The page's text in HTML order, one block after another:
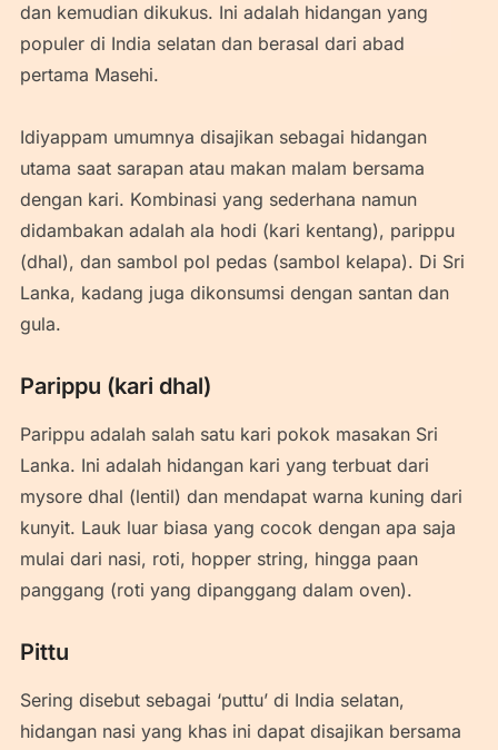
dan kemudian dikukus. Ini adalah hidangan yang
populer di India selatan dan berasal dari abad
pertama Masehi.
Idiyappam umumnya disajikan sebagai hidangan
utama saat sarapan atau makan malam bersama
dengan kari. Kombinasi yang sederhana namun
didambakan adalah ala hodi (kari kentang), parippu
(dhal), dan sambol pol pedas (sambol kelapa). Di Sri
Lanka, kadang juga dikonsumsi dengan santan dan
gula.
Parippu (kari dhal)
Parippu adalah salah satu kari pokok masakan Sri
Lanka. Ini adalah hidangan kari yang terbuat dari
mysore dhal (lentil) dan mendapat warna kuning dari
kunyit. Lauk luar biasa yang cocok dengan apa saja
mulai dari nasi, roti, hopper string, hingga paan
panggang (roti yang dipanggang dalam oven).
Pittu
Sering disebut sebagai ‘puttu’ di India selatan,
hidangan nasi yang khas ini dapat disajikan bersama